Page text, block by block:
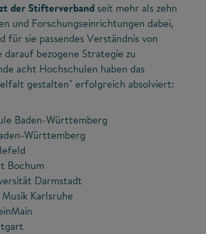
der Stifterverband seit mehr als zehn
und Forschungseinrichtungen dabei,
für sie passendes Verständnis von
bezogene Strategie zu
acht Hochschulen haben das
gestalten" erfolgreich absolviert:
Baden-Württemberg
Württemberg
Bochum
Darmstadt
Karlsruhe